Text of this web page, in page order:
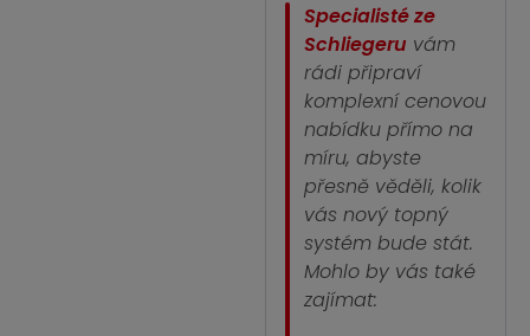
Specialisté ze
Schliegeru vám
rádi připraví
komplexní cenovou
nabídku přímo na
míru, abyste
přesně věděli, kolik
vás nový topný
systém bude stát.
Mohlo by vás také
zajímat: